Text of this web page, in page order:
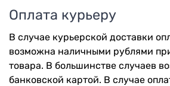
Оплата курьеру
В случае курьерской доставки
возможна наличными рублями
товара. В большинстве случаев
банковской картой. В случае